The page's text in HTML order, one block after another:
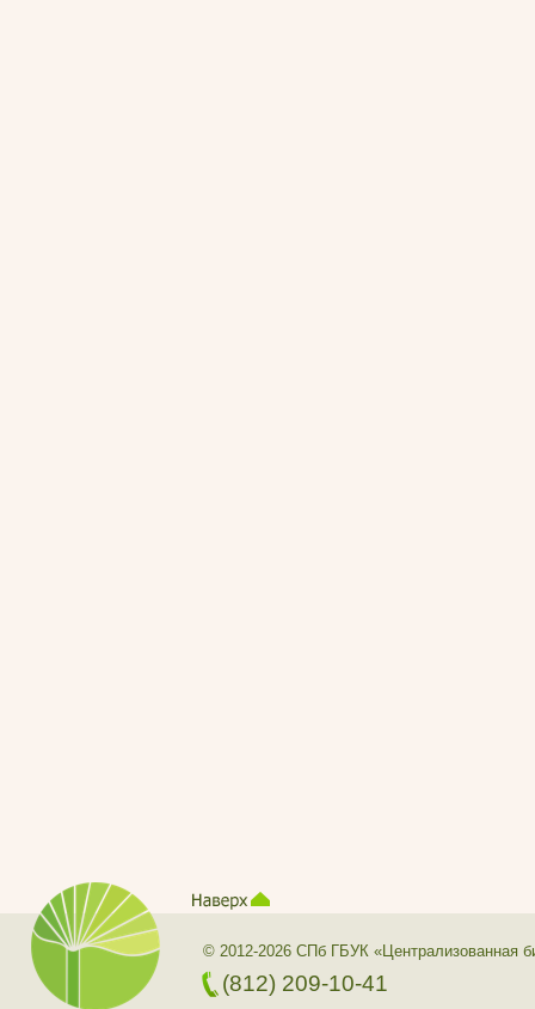
© 2012-2026 СПб ГБУК «Централизованная
(812) 209-10-41